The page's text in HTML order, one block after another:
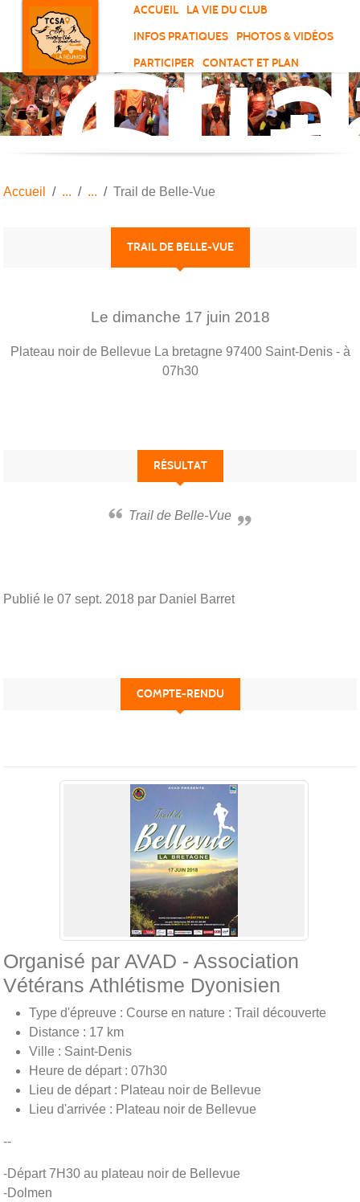
ACCUEIL
LA VIE DU CLUB
INFOS PRATIQUES
PHOTOS & VIDÉOS
PARTICIPER
CONTACT ET PLAN
de
Accueil Trail de Belle-Vue
TRAIL DE BELLE-VUE
Le dimanche 17 juin 2018
Plateau noir de Bellevue La bretagne 97400 Saint-Denis - à
07h30
RÉSULTAT
Trail de Belle-Vue
Publié le 07 sept. 2018 par Daniel Barret
COMPTE-RENDU
Organisé par AVAD - Association
Vétérans Athlétisme Dyonisien
Type d'épreuve : Course en nature : Trail découverte
Distance : 17 km
Ville : Saint-Denis
Heure de départ : 07h30
Lieu de départ : Plateau noir de Bellevue
Lieu d'arrivée : Plateau noir de Bellevue
--
-Départ 7H30 au plateau noir de Bellevue
-Dolmen
Panneau de gestion des cookies